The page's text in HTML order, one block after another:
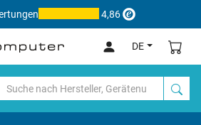
4,86
DE